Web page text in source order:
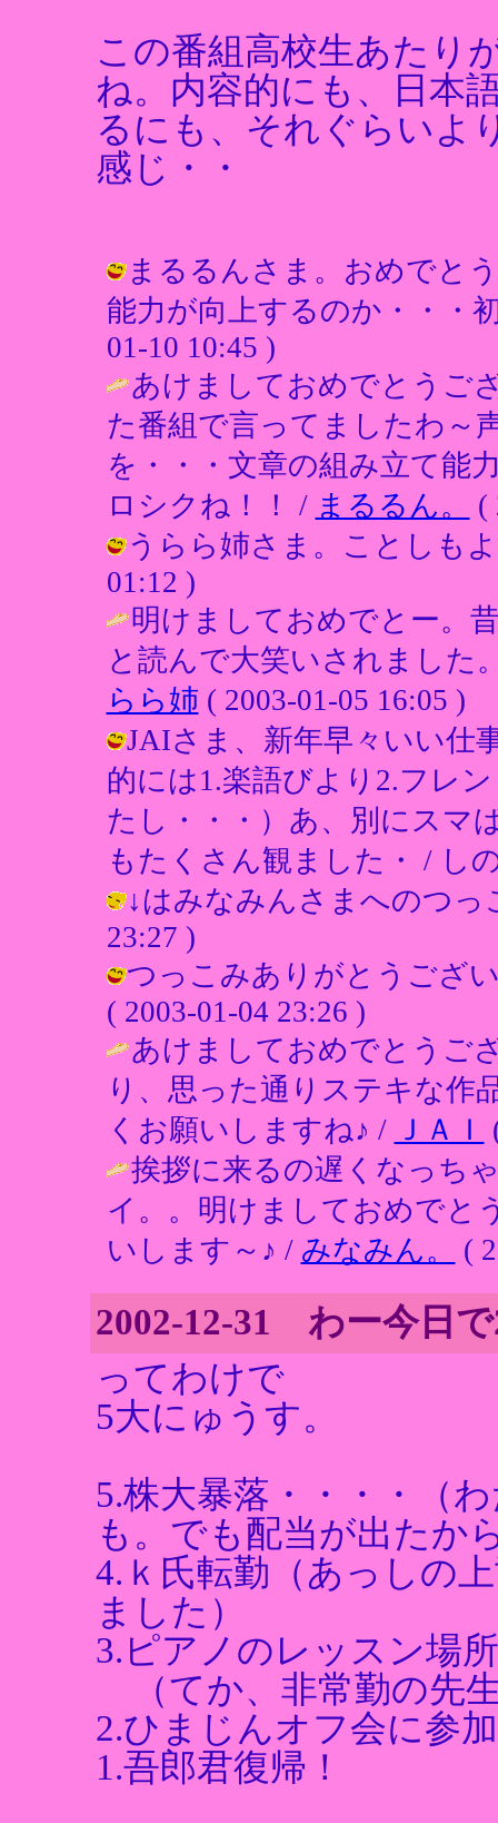
この番組高校生あたり
ね。内容的にも、日本
るにも、それぐらいよ
感じ・・
まるるんさま。おめでと
能力が向上するのか・・・
01-10 10:45 )
あけましておめでとうご
た番組で言ってましたわ～
を・・・文章の組み立て
ロシクね！！ / まるるん。
(
うらら姉さま。ことしも
01:12 )
明けましておめでとー。
と読んで大笑いされまし
らら姉( 2003-01-05 16:05 )
JAIさま、新年早々いい仕
的には1.楽語びより2.フレ
たし・・・）あ、別にスマ
もたくさん観ました・ / し
↓はみなみんさまへのつっ
23:27 )
つっこみありがとうござ
( 2003-01-04 23:26 )
あけましておめでとうご
り、思った通りステキな作
くお願いしますね♪ / ＪＡＩ
挨拶に来るの遅くなっち
イ。。明けましておめでと
いします～♪ / みなみん。 (
2002-12-31 わー今日
ってわけで
5大にゅうす。
5.株大暴落・・・・（
も。でも配当が出たか
4.ｋ氏転勤（あっしの
ました）
3.ピアノのレッスン場
（てか、非常勤の先
2.ひまじんオフ会に参加
1.吾郎君復帰！